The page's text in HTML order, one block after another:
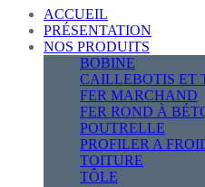
ACCUEIL
PRÉSENTATION
NOS PRODUITS
BOBINE
CAILLEBOTIS ET
FER MARCHAND
FER ROND À
POUTRELLE
PROFILER A
TOITURE
TÔLE